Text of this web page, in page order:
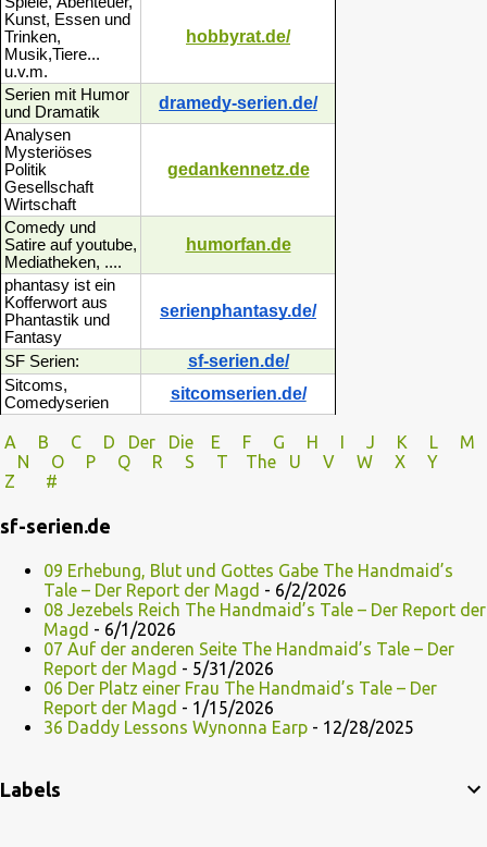
Kunst, Essen und
Trinken,
Musik,Tiere...
u.v.m.
hobbyrat.de/
Serien mit Humor
und Dramatik
dramedy-serien.de/
Analysen
Mysteriöses
Politik
Gesellschaft
Wirtschaft
gedankennetz.de
Comedy und
Satire auf youtube,
Mediatheken, ....
humorfan.de
phantasy ist ein
Kofferwort aus
Phantastik und
Fantasy
serienphantasy.de/
SF Serien: sf-serien.de/
Sitcoms,
Comedyserien
sitcomserien.de/
A B C D Der Die E F G H I J K L
M
N
O P Q R S T The U V
W X Y
Z
#
sf-serien.de
09 Erhebung, Blut und Gottes Gabe The Handmaid’s
Tale – Der Report der Magd - 6/2/2026
08 Jezebels Reich The Handmaid’s Tale – Der Report der
Magd - 6/1/2026
07 Auf der anderen Seite The Handmaid’s Tale – Der
Report der Magd - 5/31/2026
06 Der Platz einer Frau The Handmaid’s Tale – Der
Report der Magd - 1/15/2026
36 Daddy Lessons Wynonna Earp - 12/28/2025
Labels